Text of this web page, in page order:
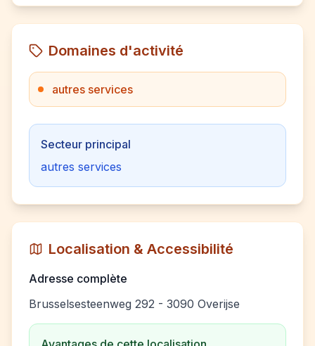
Domaines d'activité
autres services
Secteur principal
autres services
Localisation & Accessibilité
Adresse complète
Brusselsesteenweg 292 - 3090 Overijse